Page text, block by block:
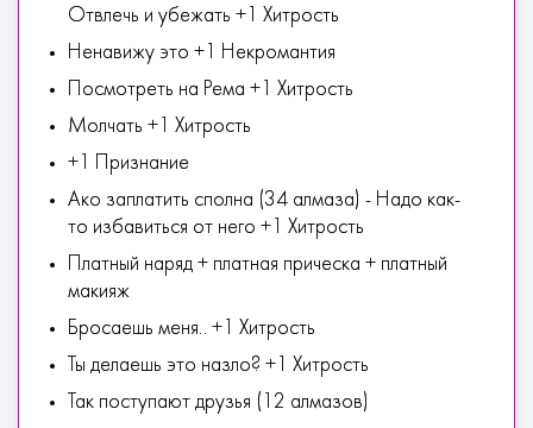
Отвлечь и убежать +1 Хитрость
Ненавижу это +1 Некромантия
Посмотреть на Рема +1 Хитрость
Молчать +1 Хитрость
+1 Признание
Ако заплатить сполна (34 алмаза) - Надо как-
то избавиться от него +1 Хитрость
Платный наряд + платная прическа + платный
макияж
Бросаешь меня.. +1 Хитрость
Ты делаешь это назло? +1 Хитрость
Так поступают друзья (12 алмазов)